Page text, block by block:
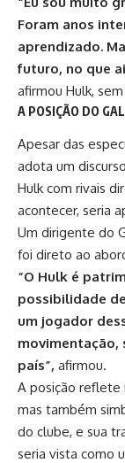
Foram anos
aprendizado.
futuro, no que
afirmou Hulk,
A POSIÇÃO DO
Apesar das
adota um
Hulk com rivais
acontecer, seria
Um dirigente do
foi direto ao
“O Hulk é
possibilidade
um jogador
movimentação,
país”, afirmou.
A posição reflete
mas também
do clube, e sua
seria vista como